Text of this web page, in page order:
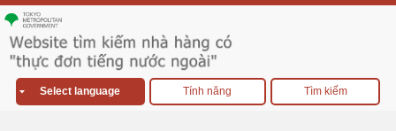
Select language Tính năng Tìm kiếm